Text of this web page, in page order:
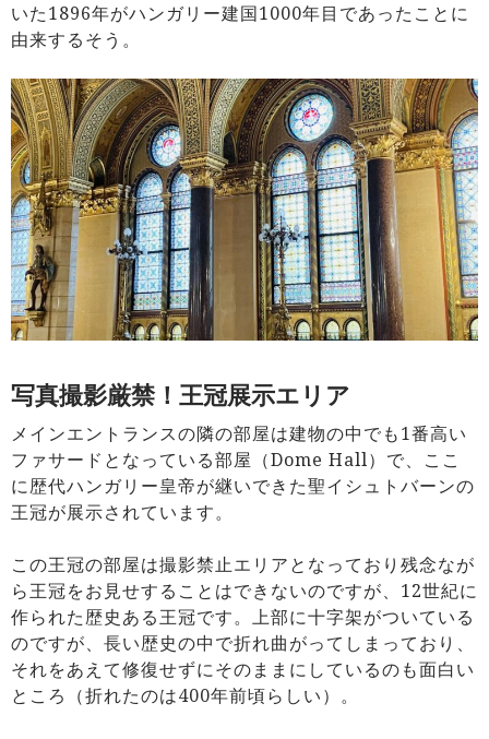
いた1896年がハンガリー建国1000年目であったことに
由来するそう。
写真撮影厳禁！王冠展示エリア
メインエントランスの隣の部屋は建物の中でも1番高い
ファサードとなっている部屋（Dome Hall）で、ここ
に歴代ハンガリー皇帝が継いできた聖イシュトバーンの
王冠が展示されています。
この王冠の部屋は撮影禁止エリアとなっており残念なが
ら王冠をお見せすることはできないのですが、12世紀に
作られた歴史ある王冠です。上部に十字架がついている
のですが、長い歴史の中で折れ曲がってしまっており、
それをあえて修復せずにそのままにしているのも面白い
ところ（折れたのは400年前頃らしい）。